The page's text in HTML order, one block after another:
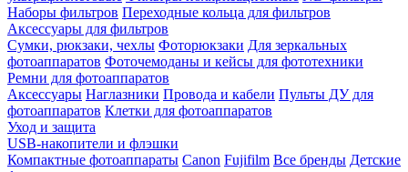
Наборы фильтров Переходные кольца для фильтров
Аксессуары для фильтров
Сумки, рюкзаки, чехлы Фоторюкзаки Для зеркальных
фотоаппаратов Фоточемоданы и кейсы для фототехники
Ремни для фотоаппаратов
Аксессуары Наглазники Провода и кабели Пульты ДУ для
фотоаппаратов Клетки для фотоаппаратов
Уход и защита
USB-накопители и флэшки
Компактные фотоаппараты Canon Fujifilm Все бренды Детские